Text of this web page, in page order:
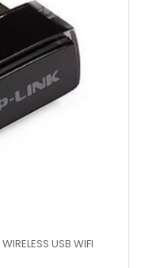
USB WIFI